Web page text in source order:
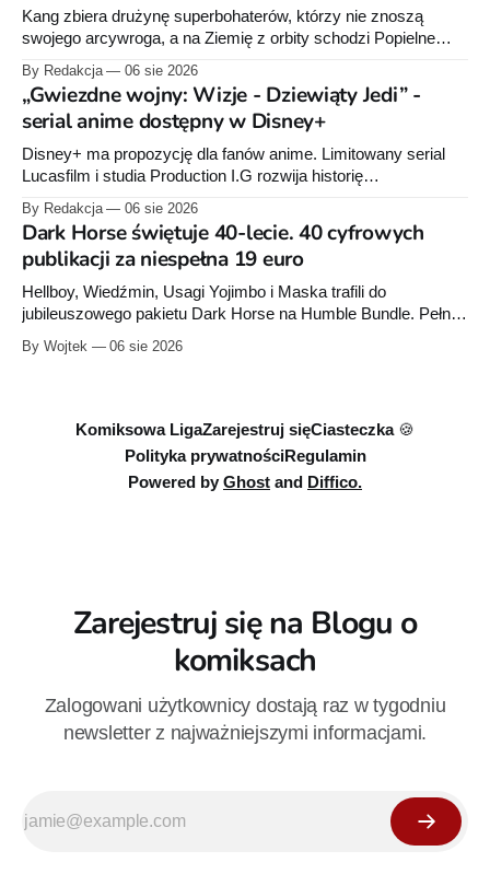
Kang zbiera drużynę superbohaterów, którzy nie znoszą
swojego arcywroga, a na Ziemię z orbity schodzi Popielne
serii Avengers autorstwa Jeda MacKaya trafia do sklepów 12
sierpnia. Rzućcie okiem na przykładowe plansze.
By Redakcja 06 sie 2026
„Gwiezdne wojny: Wizje - Dziewiąty Jedi” -
serial anime dostępny w Disney+
Disney+ ma propozycję dla fanów anime. Limitowany serial
Lucasfilm i studia Production I.G rozwija historię
oraz „Dziewiąty Jedi: Dziecko nadziei" z serii „Gwiezdne
wojny: Wizje”. Wszystkie osiem odcinków jest już dostępnych
w Disney+.
By Redakcja 06 sie 2026
Dark Horse świętuje 40-lecie. 40 cyfrowych
publikacji za niespełna 19 euro
Hellboy, Wiedźmin, Usagi Yojimbo i Maska trafili do
jubileuszowego pakietu Dark Horse na Humble Bundle. Pełny
euro. Oferta kończy się 13 sierpnia.
By Wojtek 06 sie 2026
Komiksowa LigaZarejestruj sięCiasteczka 🍪
Polityka prywatnościRegulamin
Powered by Ghost and Diffico.
Zarejestruj się na Blogu o
komiksach
Zalogowani użytkownicy dostają raz w tygodniu
newsletter z najważniejszymi informacjami.